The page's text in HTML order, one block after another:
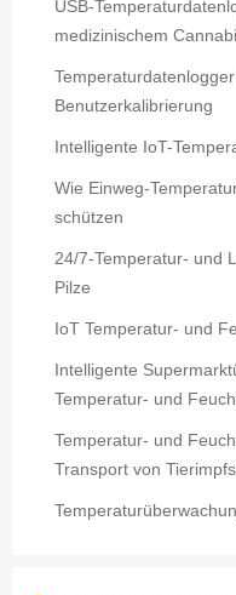
USB-
medizinischem
Benutzerkalibrierung
Intelligente IoT-
Wie Einweg-
schützen
24/7-Temperatur- und
Pilze
IoT Temperatur- und
Intelligente
Temperatur- und
Temperatur- und
Transport von